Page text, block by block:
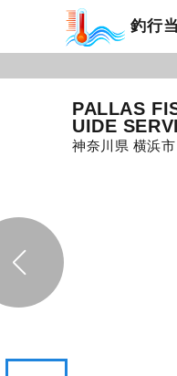
釣行
PALLAS
UIDE
神奈川県 横浜